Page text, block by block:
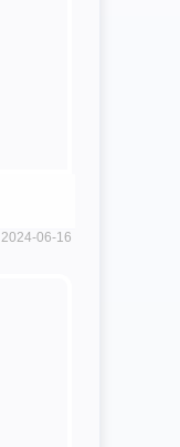
2024-06-16